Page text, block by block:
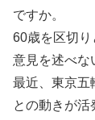
ですか。
60歳を区切
意見を述べな
最近、東京五
との動きが活